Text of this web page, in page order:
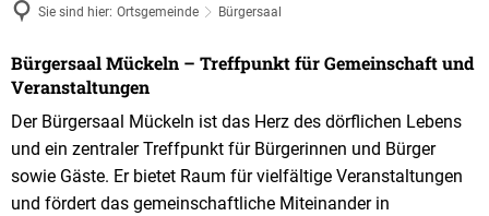
Sie sind hier: Ortsgemeinde Bürgersaal
Bürgersaal
Bürgersaal Mückeln – Treffpunkt für Gemeinschaft und
Veranstaltungen
Der Bürgersaal Mückeln ist das Herz des dörflichen Lebens
und ein zentraler Treffpunkt für Bürgerinnen und Bürger
sowie Gäste. Er bietet Raum für vielfältige Veranstaltungen
und fördert das gemeinschaftliche Miteinander in